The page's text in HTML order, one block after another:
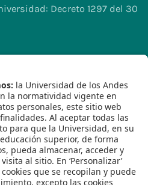
Decreto 1297 del 30
Universidad de los